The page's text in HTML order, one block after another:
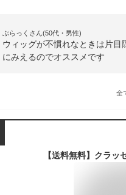
ぶらっくさん(50代・男性)
ウィッグが不慣れなときは片
にみえるのでオススメです
全